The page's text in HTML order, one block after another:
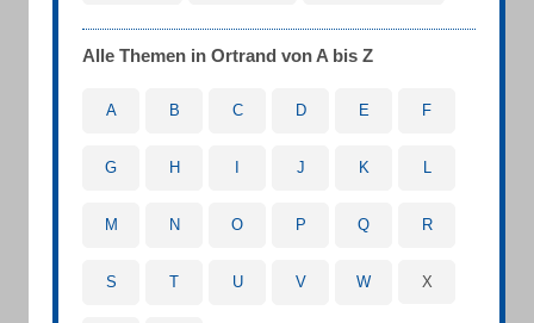
Alle Themen in Ortrand von A bis Z
A B C D E F
G H J K L
M N O P Q R
S T U V W X